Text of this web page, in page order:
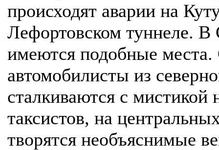
происходят аварии на
Лефортовском туннеле. В
имеются подобные места.
автомобилисты из
сталкиваются с мистикой
таксистов, на
творятся необъяснимые